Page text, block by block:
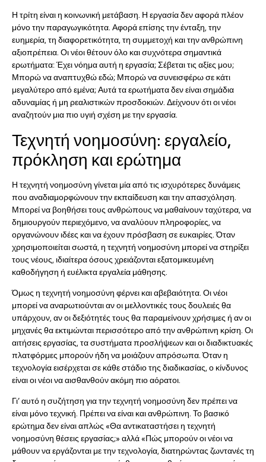
Η τρίτη είναι η κοινωνική μετάβαση. Η εργασία δεν αφορά πλέον
μόνο την παραγωγικότητα. Αφορά επίσης την ένταξη, την
ευημερία, τη διαφορετικότητα, τη συμμετοχή και την ανθρώπινη
αξιοπρέπεια. Οι νέοι θέτουν όλο και συχνότερα σημαντικά
ερωτήματα: Έχει νόημα αυτή η εργασία; Σέβεται τις αξίες μου;
Μπορώ να αναπτυχθώ εδώ; Μπορώ να συνεισφέρω σε κάτι
μεγαλύτερο από εμένα; Αυτά τα ερωτήματα δεν είναι σημάδια
αδυναμίας ή μη ρεαλιστικών προσδοκιών. Δείχνουν ότι οι νέοι
αναζητούν μια πιο υγιή σχέση με την εργασία.
Τεχνητή νοημοσύνη: εργαλείο,
πρόκληση και ερώτημα
Η τεχνητή νοημοσύνη γίνεται μία από τις ισχυρότερες δυνάμεις
που αναδιαμορφώνουν την εκπαίδευση και την απασχόληση.
Μπορεί να βοηθήσει τους ανθρώπους να μαθαίνουν ταχύτερα, να
δημιουργούν περιεχόμενο, να αναλύουν πληροφορίες, να
οργανώνουν ιδέες και να έχουν πρόσβαση σε ευκαιρίες. Όταν
χρησιμοποιείται σωστά, η τεχνητή νοημοσύνη μπορεί να στηρίξει
τους νέους, ιδιαίτερα όσους χρειάζονται εξατομικευμένη
καθοδήγηση ή ευέλικτα εργαλεία μάθησης.
Όμως η τεχνητή νοημοσύνη φέρνει και αβεβαιότητα. Οι νέοι
μπορεί να αναρωτιούνται αν οι μελλοντικές τους δουλειές θα
υπάρχουν, αν οι δεξιότητές τους θα παραμείνουν χρήσιμες ή αν οι
μηχανές θα εκτιμώνται περισσότερο από την ανθρώπινη κρίση. Οι
αιτήσεις εργασίας, τα συστήματα προσλήψεων και οι διαδικτυακές
πλατφόρμες μπορούν ήδη να μοιάζουν απρόσωπα. Όταν η
τεχνολογία εισέρχεται σε κάθε στάδιο της διαδικασίας, ο κίνδυνος
είναι οι νέοι να αισθανθούν ακόμη πιο αόρατοι.
Γι’ αυτό η συζήτηση για την τεχνητή νοημοσύνη δεν πρέπει να
είναι μόνο τεχνική. Πρέπει να είναι και ανθρώπινη. Το βασικό
ερώτημα δεν είναι απλώς «Θα αντικαταστήσει η τεχνητή
νοημοσύνη θέσεις εργασίας;» αλλά «Πώς μπορούν οι νέοι να
μάθουν να εργάζονται με την τεχνολογία, διατηρώντας ζωντανές τη